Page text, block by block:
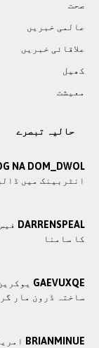
صحت
عالمی خبريں
علاقائی خبريں
کھيل
معيشت
حالیہ تبصرے
NA DOM_DWOL
انٹربینک میں ڈالر 24.54 روپے اضافے کے بعد 255 روپے کا ہو گیا
DARRENSPEAL
کا سامنا
GAEVUXQE
ساختہ ڈرون مار
BRIANMINUE